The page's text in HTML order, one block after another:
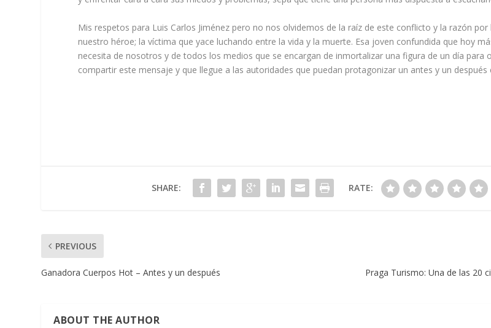
Mis respetos para Luis Carlos Jiménez pero no nos olvidemos de la raíz de este conflicto y la razón por
nuestro héroe; la víctima que yace luchando entre la vida y la muerte. Esa joven confundida que hoy
necesita de nosotros y de todos los medios que se encargan de inmortalizar una figura de un día para
compartir este mensaje y que llegue a las autoridades que puedan protagonizar un antes y un después
SHARE: RATE:
PREVIOUS
Ganadora Cuerpos Hot – Antes y un después
Praga Turismo: Una de las 20
ABOUT THE AUTHOR